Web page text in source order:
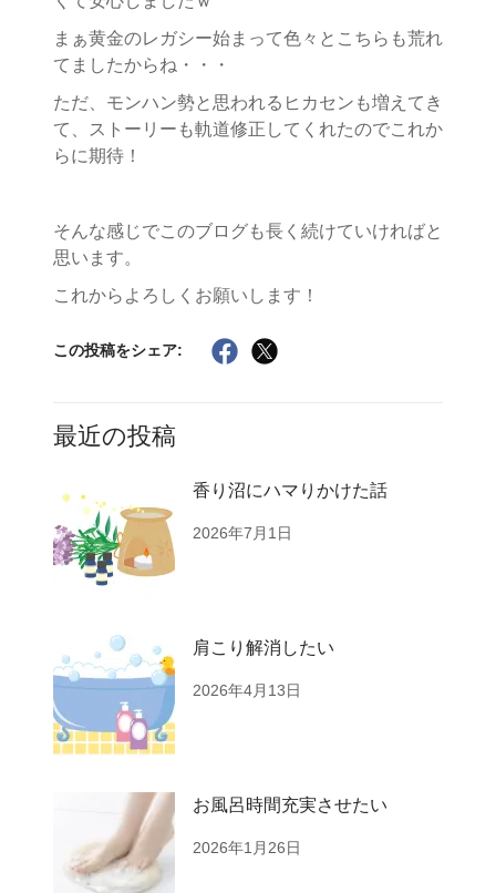
まぁ黄金のレガシー始まって色々とこちらも荒れ
てましたからね・・・
ただ、モンハン勢と思われるヒカセンも増えてき
て、ストーリーも軌道修正してくれたのでこれか
らに期待！
そんな感じでこのブログも長く続けていければと
思います。
これからよろしくお願いします！
この投稿をシェア:
最近の投稿
香り沼にハマりかけた話
2026年7月1日
肩こり解消したい
2026年4月13日
お風呂時間充実させたい
2026年1月26日